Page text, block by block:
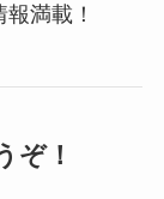
満載！
ぞ！